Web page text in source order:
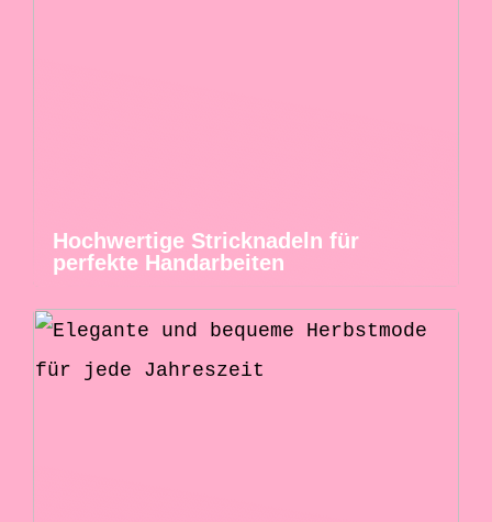
Hochwertige Stricknadeln für
perfekte Handarbeiten